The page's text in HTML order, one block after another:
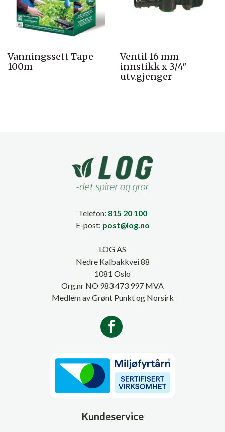
Vanningssett Tape
100m
Ventil 16 mm
innstikk x 3/4″
utv.gjenger
Telefon: 815 20 100
E-post: post@log.no
LOG AS
Nedre Kalbakkvei 88
1081 Oslo
Org.nr NO 983 473 997 MVA
Medlem av Grønt Punkt og Norsirk
Kundeservice